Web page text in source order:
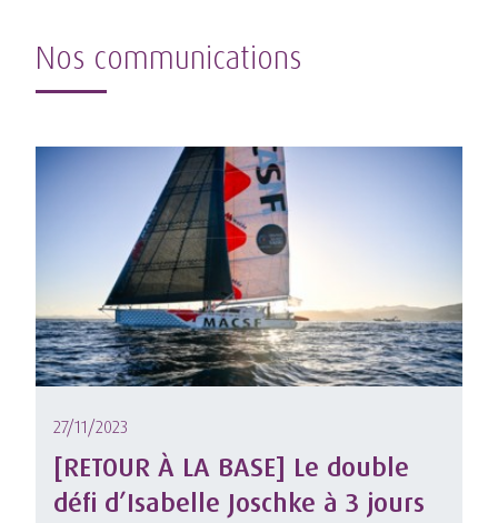
Nos communications
27/11/2023
[RETOUR À LA BASE] Le double
défi d’Isabelle Joschke à 3 jours